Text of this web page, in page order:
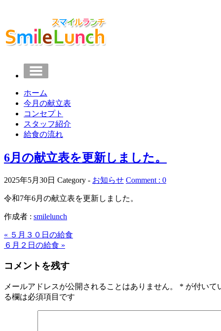
ホーム
今月の献立表
コンセプト
スタッフ紹介
給食の流れ
6月の献立表を更新しました。
2025年5月30日 Category - お知らせ Comment : 0
令和7年6月の献立表を更新しました。
作成者 : smilelunch
« ５月３０日の給食
６月２日の給食 »
コメントを残す
メールアドレスが公開されることはありません。 * が付いて
る欄は必須項目です